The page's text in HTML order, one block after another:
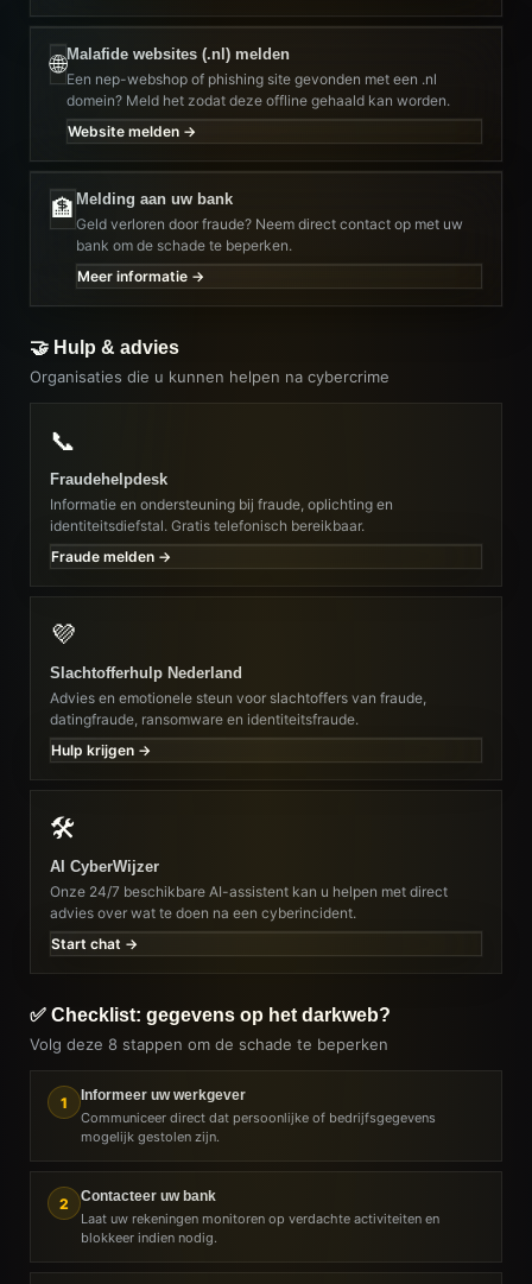
🌐 Malafide websites (.nl) melden
Een nep-webshop of phishing site gevonden met een .nl
domein? Meld het zodat deze offline gehaald kan worden.
Website melden →
🏦 Melding aan uw bank
Geld verloren door fraude? Neem direct contact op met uw
bank om de schade te beperken.
Meer informatie →
🤝 Hulp & advies
Organisaties die u kunnen helpen na cybercrime
📞
Fraudehelpdesk
Informatie en ondersteuning bij fraude, oplichting en
identiteitsdiefstal. Gratis telefonisch bereikbaar.
Fraude melden →
💜
Slachtofferhulp Nederland
Advies en emotionele steun voor slachtoffers van fraude,
datingfraude, ransomware en identiteitsfraude.
Hulp krijgen →
🛠️
AI CyberWijzer
Onze 24/7 beschikbare AI-assistent kan u helpen met direct
advies over wat te doen na een cyberincident.
Start chat →
✅ Checklist: gegevens op het darkweb?
Volg deze 8 stappen om de schade te beperken
1
Informeer uw werkgever
Communiceer direct dat persoonlijke of bedrijfsgegevens
mogelijk gestolen zijn.
2
Contacteer uw bank
Laat uw rekeningen monitoren op verdachte activiteiten en
blokkeer indien nodig.